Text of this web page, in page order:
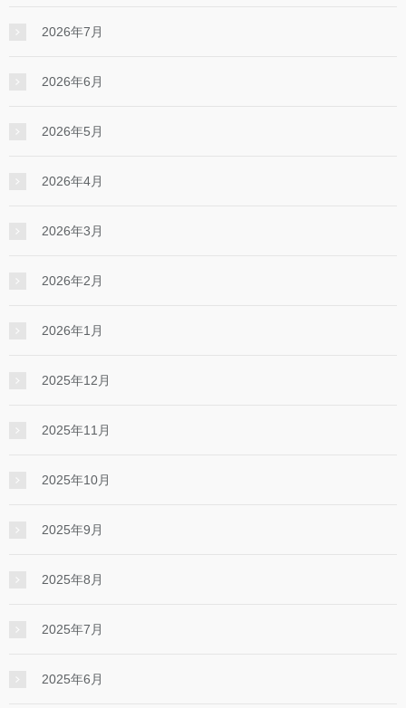
2026年7月
2026年6月
2026年5月
2026年4月
2026年3月
2026年2月
2026年1月
2025年12月
2025年11月
2025年10月
2025年9月
2025年8月
2025年7月
2025年6月